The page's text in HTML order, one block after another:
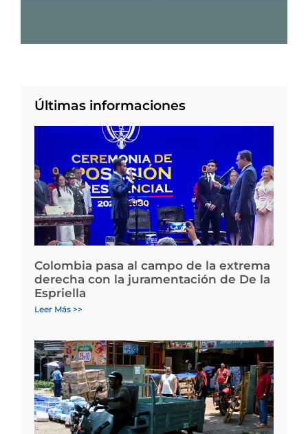
Últimas informaciones
Colombia pasa al campo de la extrema
derecha con la juramentación de De la
Espriella
Leer Más >>